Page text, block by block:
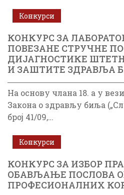
Конкурси
КОНКУРС ЗА
ПОВЕЗАНЕ СТРУЧНЕ
ДИЈАГНОСТИКЕ
И ЗАШТИТЕ ЗДРАВЉА
На основу члана 18. а у
Закона о здрављу биља
број 41/09,…
Конкурси
КОНКУРС ЗА ИЗБОР
ОБАВЉАЊЕ ПОСЛОВА
ПРОФЕСИОНАЛНИХ